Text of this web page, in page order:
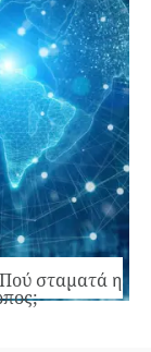
σταματά η